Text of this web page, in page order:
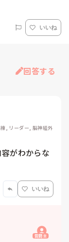
いいね
回答する
, リーダー, 脳神経外
がわからな
いいね
質問主